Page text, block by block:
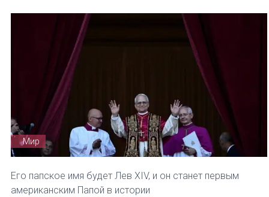
Мир
Его папское имя будет Лев XIV, и он станет первым
американским Папой в истории